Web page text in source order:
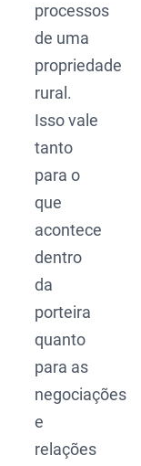
processos
de uma
propriedade
rural.
Isso vale
tanto
para o
que
acontece
dentro
da
porteira
quanto
para as
negociações
e
relações